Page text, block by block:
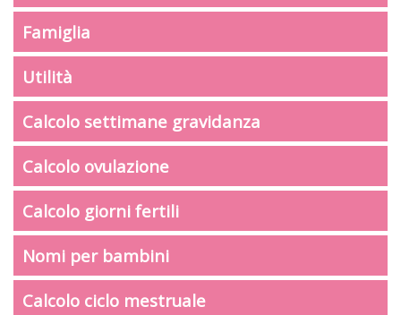
Famiglia
Utilità
Calcolo settimane gravidanza
Calcolo ovulazione
Calcolo giorni fertili
Nomi per bambini
Calcolo ciclo mestruale